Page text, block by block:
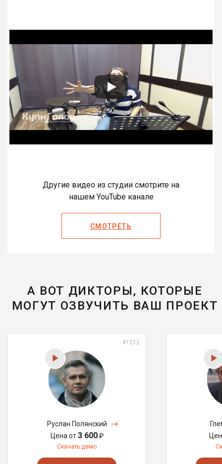
Другие видео из студии смотрите на
нашем YouTube канале
СМОТРЕТЬ
А ВОТ ДИКТОРЫ, КОТОРЫЕ
МОГУТ ОЗВУЧИТЬ ВАШ ПРОЕКТ
#1212
Руслан Полянский
Цена от3 600₽
Скачать демо